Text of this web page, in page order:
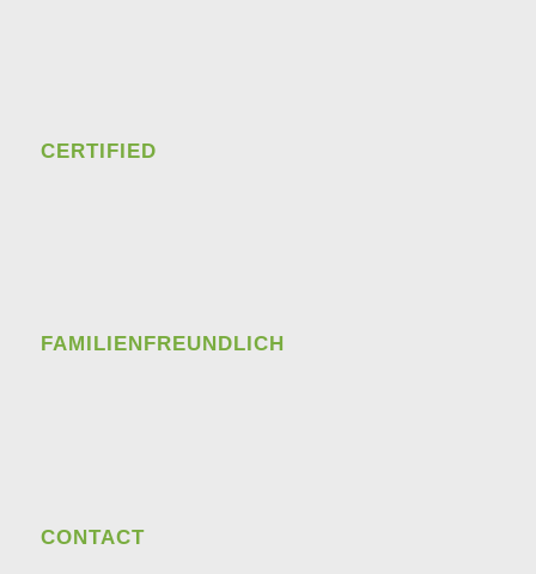
CERTIFIED
FAMILIENFREUNDLICH
CONTACT